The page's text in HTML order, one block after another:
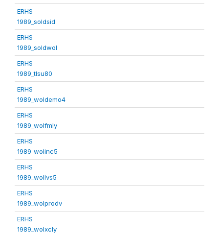
ERHS
1989_soldsid
ERHS
1989_soldwol
ERHS
1989_tlsu80
ERHS
1989_woldemo4
ERHS
1989_wolfmly
ERHS
1989_wolinc5
ERHS
1989_wollvs5
ERHS
1989_wolprodv
ERHS
1989_wolxcly